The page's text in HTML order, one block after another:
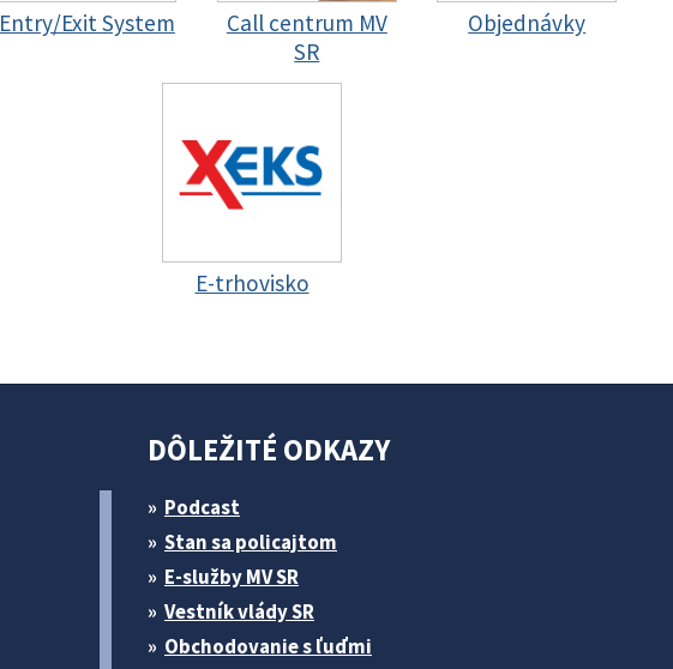
Entry/Exit System
Call centrum MV
SR
Objednávky
E-trhovisko
DÔLEŽITÉ ODKAZY
Podcast
Stan sa policajtom
E-služby MV SR
Vestník vlády SR
Obchodovanie s ľuďmi